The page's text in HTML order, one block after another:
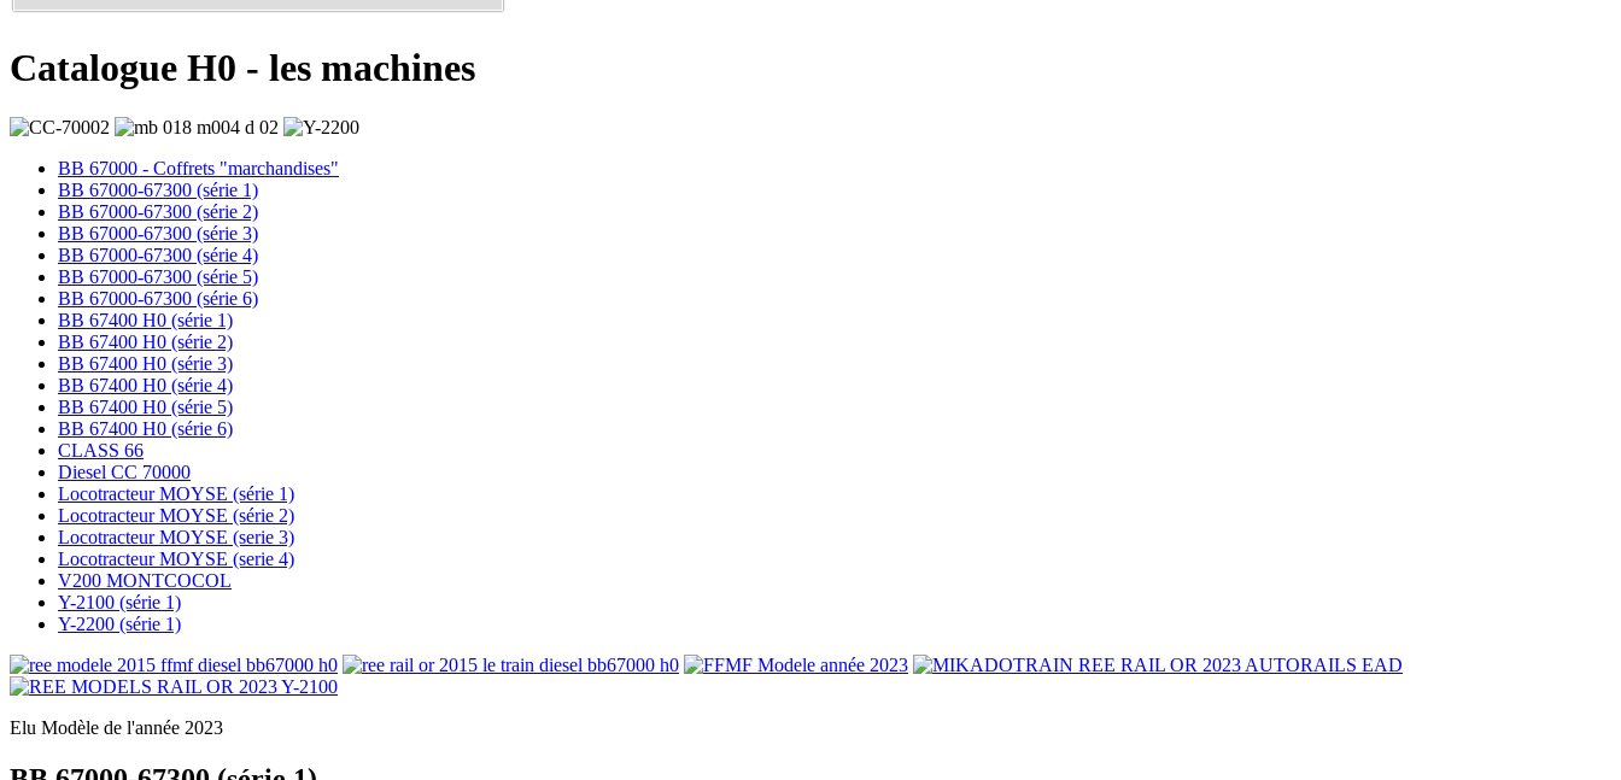
Catalogue H0 - les machines
BB 67000 - Coffrets "marchandises"
BB 67000-67300 (série 1)
BB 67000-67300 (série 2)
BB 67000-67300 (série 3)
BB 67000-67300 (série 4)
BB 67000-67300 (série 5)
BB 67000-67300 (série 6)
BB 67400 H0 (série 1)
BB 67400 H0 (série 2)
BB 67400 H0 (série 3)
BB 67400 H0 (série 4)
BB 67400 H0 (série 5)
BB 67400 H0 (série 6)
CLASS 66
Diesel CC 70000
Locotracteur MOYSE (série 1)
Locotracteur MOYSE (série 2)
Locotracteur MOYSE (serie 3)
Locotracteur MOYSE (serie 4)
V200 MONTCOCOL
Y-2100 (série 1)
Y-2200 (série 1)
Elu Modèle de l'année 2023